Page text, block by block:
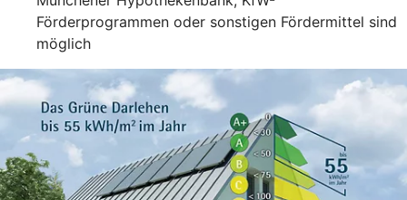
Förderprogrammen oder sonstigen Fördermittel sind
möglich